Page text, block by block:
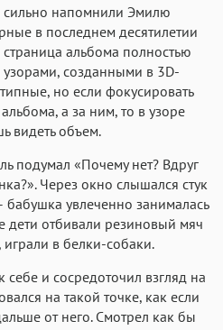
сильно напомнили Эмилю
в последнем десятилетии
альбома полностью
созданными в 3D-
но если фокусировать
а за ним, то в узоре
видеть объем.
подумал «Почему нет? Вдруг
Через окно слышался стук
увлеченно занималась
дети отбивали резиновый мяч
играли в белки-собаки.
себе и сосредоточил взгляд на
на такой точке, как если
от него. Смотрел как бы